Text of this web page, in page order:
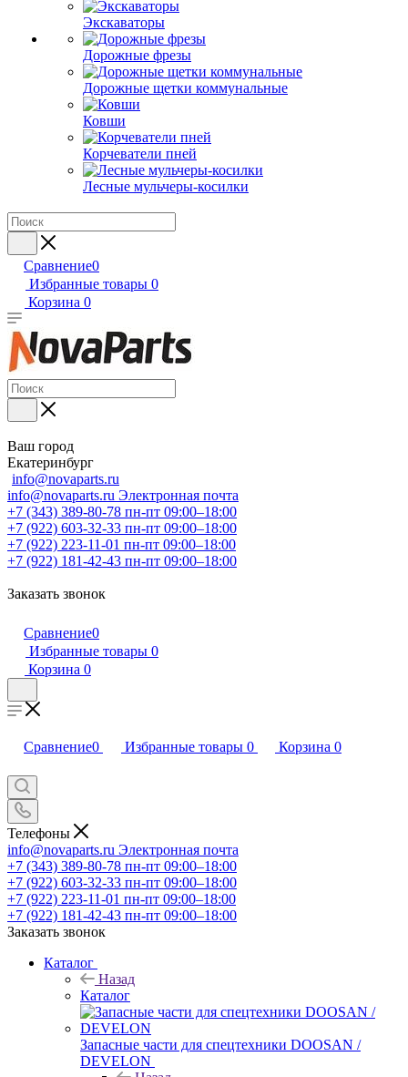
Экскаваторы
Дорожные фрезы
Дорожные щетки коммунальные
Ковши
Корчеватели пней
Лесные мульчеры-косилки
Сравнение0
Избранные товары 0
Корзина 0
Ваш город
Екатеринбург
info@novaparts.ru
info@novaparts.ru Электронная почта
+7 (343) 389-80-78 пн-пт 09:00–18:00
+7 (922) 603-32-33 пн-пт 09:00–18:00
+7 (922) 223-11-01 пн-пт 09:00–18:00
+7 (922) 181-42-43 пн-пт 09:00–18:00
Заказать звонок
Сравнение0
Избранные товары 0
Корзина 0
Сравнение0 Избранные товары 0 Корзина 0
Телефоны
info@novaparts.ru Электронная почта
+7 (343) 389-80-78 пн-пт 09:00–18:00
+7 (922) 603-32-33 пн-пт 09:00–18:00
+7 (922) 223-11-01 пн-пт 09:00–18:00
+7 (922) 181-42-43 пн-пт 09:00–18:00
Заказать звонок
Каталог
Назад
Каталог
Запасные части для спецтехники DOOSAN /
DEVELON